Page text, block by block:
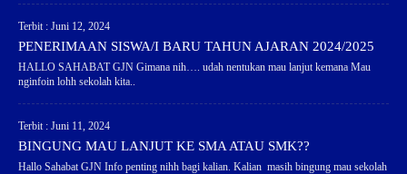
Terbit : Juni 12, 2024
PENERIMAAN SISWA/I BARU TAHUN AJARAN 2024/2025
HALLO SAHABAT GJN Gimana nih…. udah nentukan mau lanjut kemana Mau
nginfoin lohh sekolah kita..
Terbit : Juni 11, 2024
BINGUNG MAU LANJUT KE SMA ATAU SMK??
Hallo Sahabat GJN Info penting nihh bagi kalian. Kalian masih bingung mau sekolah